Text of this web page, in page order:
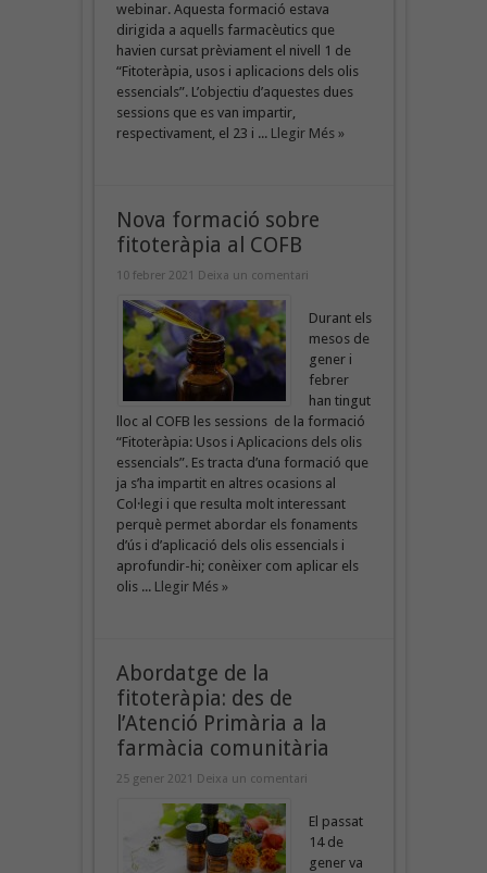
webinar. Aquesta formació estava
dirigida a aquells farmacèutics que
havien cursat prèviament el nivell 1 de
“Fitoteràpia, usos i aplicacions dels olis
essencials”. L’objectiu d’aquestes dues
sessions que es van impartir,
respectivament, el 23 i ... Llegir Més »
Nova formació sobre
fitoteràpia al COFB
10 febrer 2021 Deixa un comentari
Durant els
mesos de
gener i
febrer
han tingut
lloc al COFB les sessions de la formació
“Fitoteràpia: Usos i Aplicacions dels olis
essencials”. Es tracta d’una formació que
ja s’ha impartit en altres ocasions al
Col·legi i que resulta molt interessant
perquè permet abordar els fonaments
d’ús i d’aplicació dels olis essencials i
aprofundir-hi; conèixer com aplicar els
olis ... Llegir Més »
Abordatge de la
fitoteràpia: des de
l’Atenció Primària a la
farmàcia comunitària
25 gener 2021 Deixa un comentari
El passat
14 de
gener va